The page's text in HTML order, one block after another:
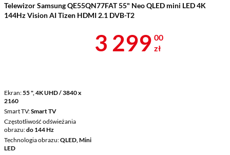
Telewizor Samsung QE55QN77FAT 55" Neo QLED mini LED 4K
144Hz Vision AI Tizen HDMI 2.1 DVB-T2
Ekran 55 ", 4K UHD / 3840 x
2160
Smart TV Smart TV
Częstotliwość odświeżania
obrazu do 144 Hz
Technologia obrazu QLED, Mini
LED
Cena 3 299 zł
3 299 00
zł